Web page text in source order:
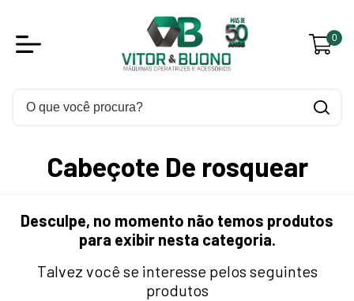
0
Cabeçote De rosquear
Desculpe, no momento não temos produtos
para exibir nesta categoria.
Talvez você se interesse pelos seguintes
produtos